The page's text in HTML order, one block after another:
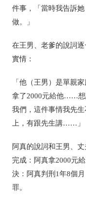
件事，「當時我告訴
做。」
在王男、老爹的說詞
實情：
「他 （王男） 是單親
拿了2000元給他……想
我們，這件事情我先
上，有跟先生講……」
阿真的說詞和王男、
完成：阿真拿2000元
決：阿真判刑1年8個
罪。